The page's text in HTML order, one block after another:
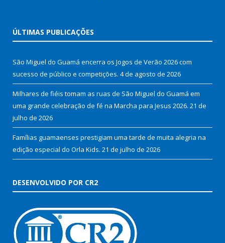
ÚLTIMAS PUBLICAÇÕES
São Miguel do Guamá encerra os Jogos de Verão 2026 com
sucesso de público e competições. 4 de agosto de 2026
Milhares de fiéis tomam as ruas de São Miguel do Guamá em
uma grande celebração de fé na Marcha para Jesus 2026. 21 de
julho de 2026
Famílias guamaenses prestigiam uma tarde de muita alegria na
edição especial do Orla Kids. 21 de julho de 2026
DESENVOLVIDO POR CR2